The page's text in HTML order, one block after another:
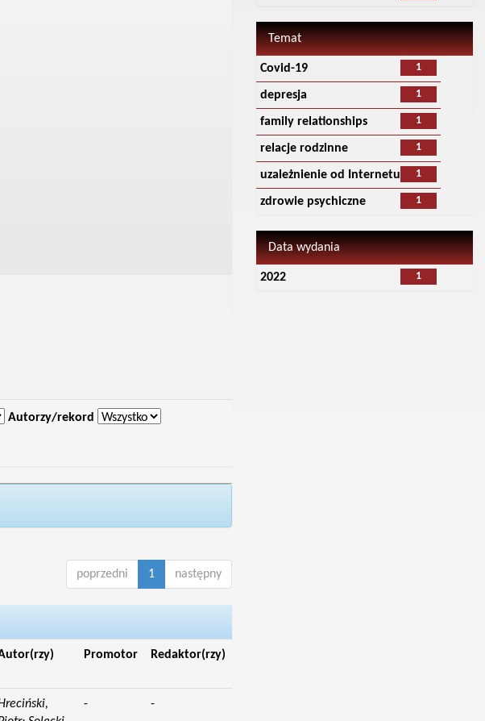
Autorzy/rekord
poprzedni 1 następny
Promotor Redaktor(rzy)
- -
Temat
1
Covid-19
1
depresja
1
family relationships
1
relacje rodzinne
1
uzależnienie od Internetu
1
zdrowie psychiczne
Data wydania
1
2022